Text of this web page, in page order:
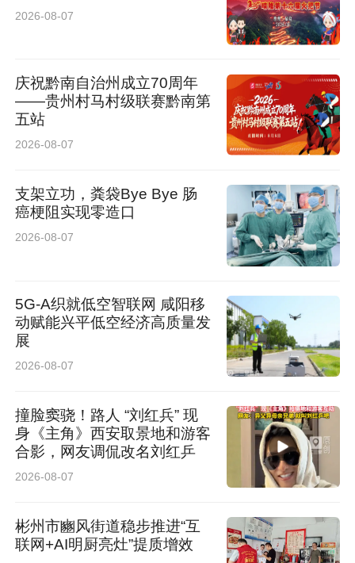
民警陪着黄女士一口气跑了几家银行，逐一注销
原有银行卡、申办新卡，同步解绑重置各类第三
方支付绑定信息。从群众报案到全流程风控办
结，全程耗时不足一小时，所有存款分文未损。
事后，黄女士回忆：她接到一个冒充“抖音客
服”的电话，称她开通了年费9800元的会员。对
方表示可以帮她取消，并引导她在抖音上操作，
逐步取得信任后，让她下载了两款软件。这时她
诈宣传，意识到自己可能遇到了电信诈骗，于是
第一时间冲进派出所求助。
次日，黄女士专程送上写有“雷霆出击挽被骗钱
款，尽心尽责护百姓财产”的锦旗，向高姣致谢。
（榆林公安）
2026-08-07
庆祝黔南自治州成立70周年
——贵州村马村级联赛黔南第
五站
2026-08-07
支架立功，粪袋Bye Bye 肠
癌梗阻实现零造口
2026-08-07
5G-A织就低空智联网 咸阳移
动赋能兴平低空经济高质量发
展
2026-08-07
撞脸窦骁！路人 “刘红兵” 现
身《主角》西安取景地和游客
合影，网友调侃改名刘红乒
2026-08-07
彬州市豳风街道稳步推进“互
联网+AI明厨亮灶”提质增效